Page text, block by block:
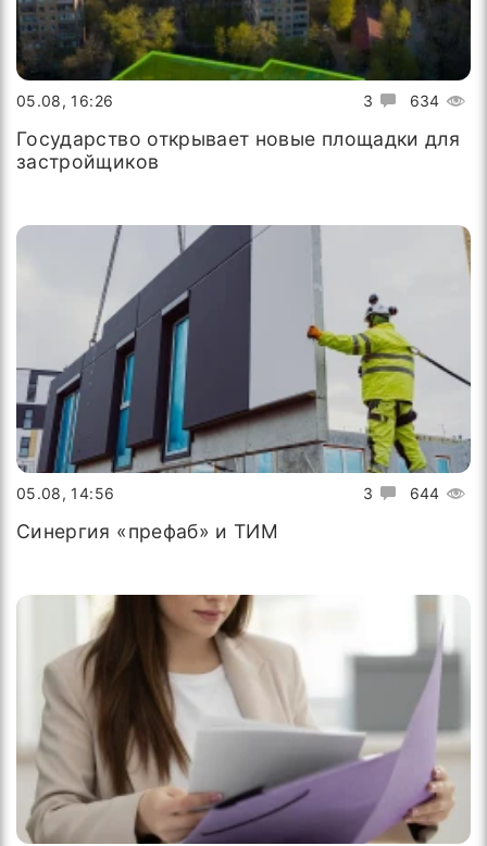
3 634
05.08, 16:26
Государство открывает новые площадки для
застройщиков
3 644
05.08, 14:56
Синергия «префаб» и ТИМ